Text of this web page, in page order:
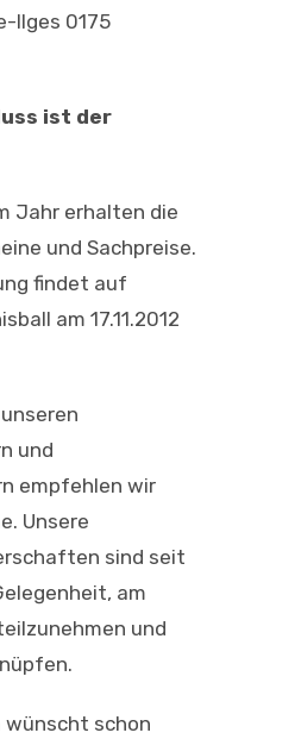
Ilges 0175
ist der
Jahr erhalten die
und Sachpreise.
findet auf
am 17.11.2012
und
empfehlen wir
Unsere
sind seit
am
und
wünscht schon